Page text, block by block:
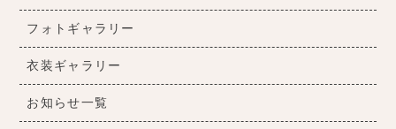
フォトギャラリー
衣装ギャラリー
お知らせ一覧